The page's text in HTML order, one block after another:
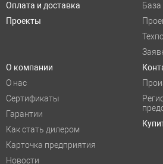
Оплата и доставка
Проекты
О компании
О нас
Сертификаты
Гарантии
Как стать дилером
Карточка предприятия
Новости